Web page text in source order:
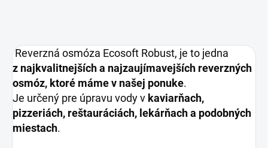
Reverzná osmóza Ecosoft Robust, je to jedna
z najkvalitnejších a najzaujímavejších reverzných
osmóz, ktoré máme v našej ponuke.
Je určený pre úpravu vody v kaviarňach,
pizzeriách, reštauráciách, lekárňach a podobných
miestach.